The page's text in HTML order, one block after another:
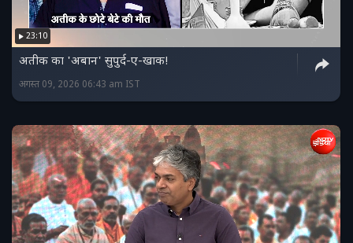
23:10
अतीक का 'अबान' सुपुर्द-ए-खाक!
अगस्त 09, 2026 06:43 am IST